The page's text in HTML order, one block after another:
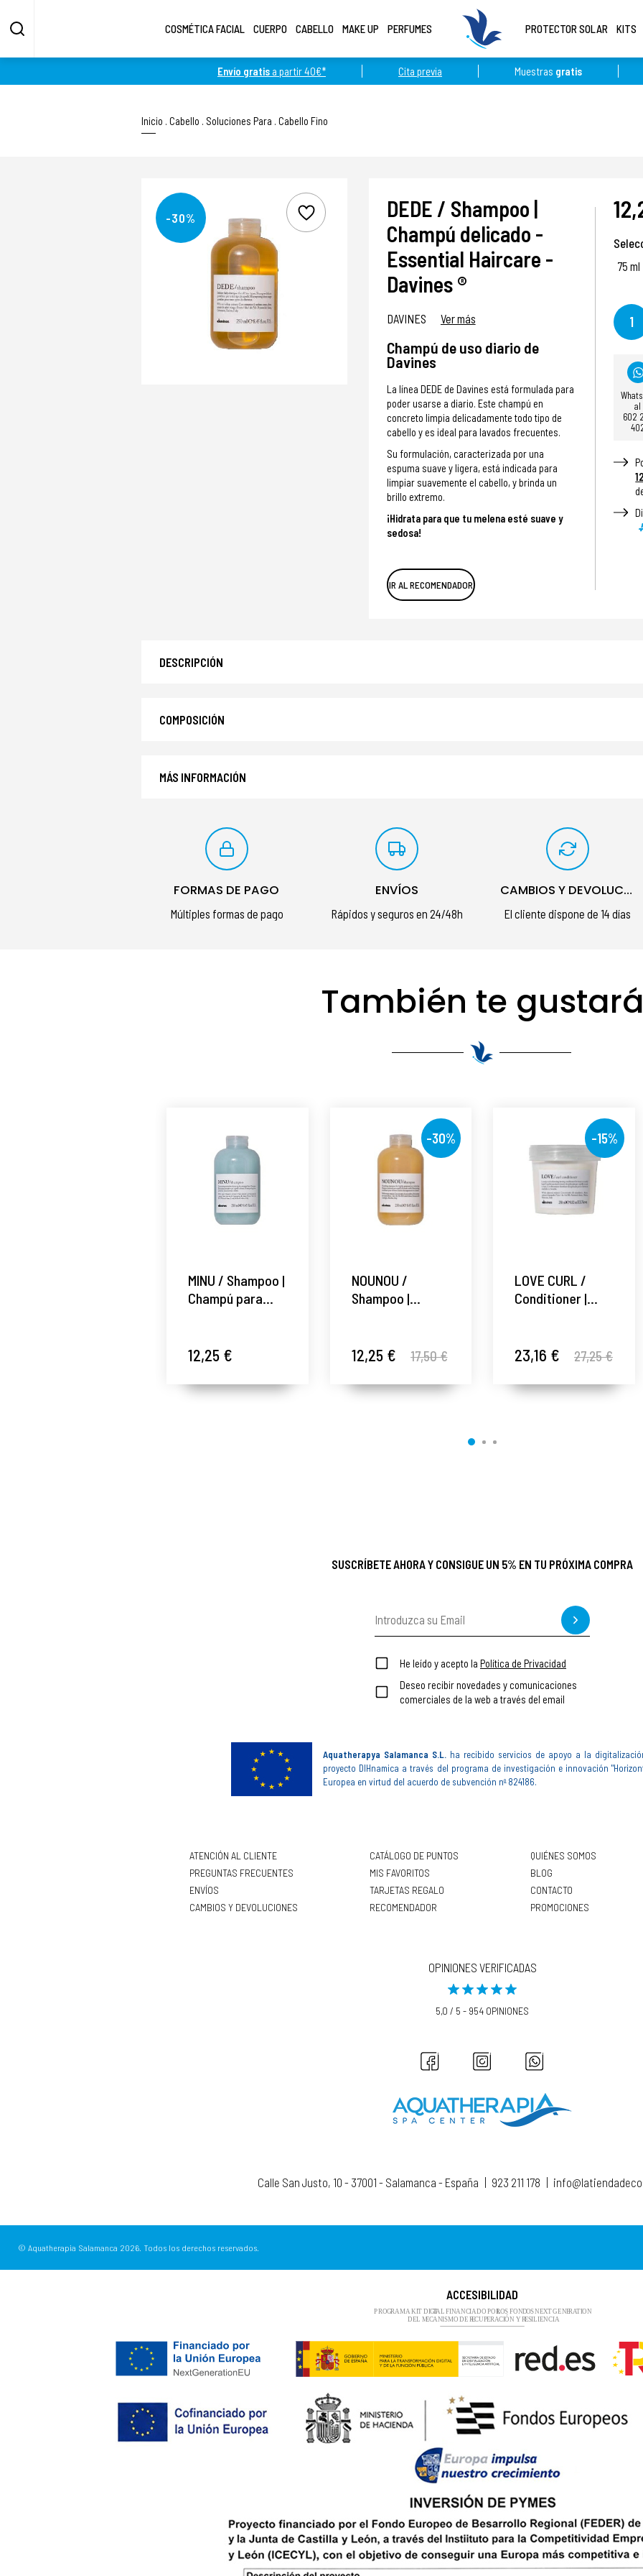
Envío gratis a partir 40€* Cita previa Muestras gratis
COSMÉTICA FACIAL CUERPO CABELLO MAKE UP PERFUMES PROTECTOR SOLAR KITS
Inicio Cabello Soluciones Para Cabello Fino
-30%
DEDE / Shampoo |
Champú delicado -
Essential Haircare -
Davines ®
DAVINES Ver más
Champú de uso diario de
Davines
La línea DEDE de Davines está formulada para
poder usarse a diario. Este champú en
concreto limpia delicadamente todo tipo de
cabello y es ideal para lavados frecuentes.
Su formulación, caracterizada por una
espuma suave y ligera, está indicada para
limpiar suavemente el cabello, y brinda un
brillo extremo.
¡Hidrata para que tu melena esté suave y
sedosa!
IR AL RECOMENDADOR
75 ml
1
al
602
12
DESCRIPCIÓN
COMPOSICIÓN
MÁS INFORMACIÓN
FORMAS DE PAGO
Múltiples formas de pago
ENVÍOS
Rápidos y seguros en 24/48h
CAMBIOS Y DEVOLUCIONES
El cliente dispone de 14 días
También te gustará
MINU / Shampoo |
Champú para
Haircare -
12,25 €
-30%
NOUNOU /
Shampoo |
- Essential
Davines ®
12,25 € 17,50 €
-15%
LOVE CURL /
Conditioner |
Essential
Davines ®
23,16 € 27,25 €
SUSCRÍBETE AHORA Y CONSIGUE UN 5% EN TU PRÓXIMA COMPRA
He leído y acepto la Política de Privacidad
Deseo recibir novedades y comunicaciones
comerciales de la web a través del email
Aquatherapya Salamanca S.L. ha recibido servicios de apoyo a la
proyecto DIHnamica a través del programa de investigación e innovación
Europea en virtud del acuerdo de subvención nº 824186.
ATENCIÓN AL CLIENTE
PREGUNTAS FRECUENTES
ENVÍOS
CAMBIOS Y DEVOLUCIONES
CATÁLOGO DE PUNTOS
MIS FAVORITOS
TARJETAS REGALO
RECOMENDADOR
QUIÉNES SOMOS
BLOG
CONTACTO
PROMOCIONES
OPINIONES VERIFICADAS
5,0 / 5 - 954 OPINIONES
Calle San Justo, 10 - 37001 - Salamanca - España 923 211 178
© Aquatherapia Salamanca 2026. Todos los derechos reservados.
ACCESIBILIDAD